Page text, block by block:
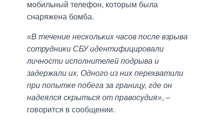
мобильный телефон, которым была
снаряжена бомба.
«В течение нескольких часов после взрыва
сотрудники СБУ идентифицировали
личности исполнителей подрыва и
задержали их. Одного из них перехватили
при попытке побега за границу, где он
надеялся скрыться от правосудия», –
говорится в сообщении.